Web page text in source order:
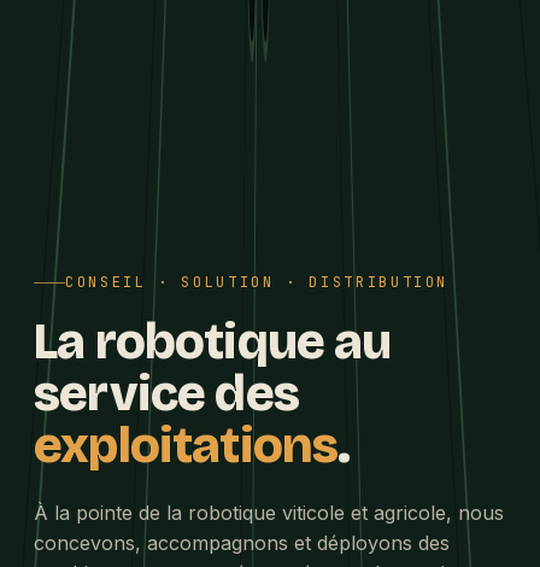
CONSEIL · SOLUTION · DISTRIBUTION
La robotique au
service des
exploitations.
À la pointe de la robotique viticole et agricole, nous
concevons, accompagnons et déployons des